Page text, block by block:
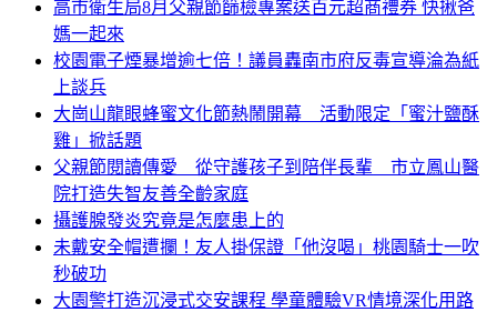
高市衛生局8月父親節篩檢專案送百元超商禮券 快揪爸
媽一起來
校園電子煙暴增逾七倍！議員轟南市府反毒宣導淪為紙
上談兵
大崗山龍眼蜂蜜文化節熱鬧開幕 活動限定「蜜汁鹽酥
雞」掀話題
父親節閱讀傳愛 從守護孩子到陪伴長輩 市立鳳山醫
院打造失智友善全齡家庭
攝護腺發炎究竟是怎麼患上的
未戴安全帽遭攔！友人掛保證「他沒喝」桃園騎士一吹
秒破功
大園警打造沉浸式交安課程 學童體驗VR情境深化用路